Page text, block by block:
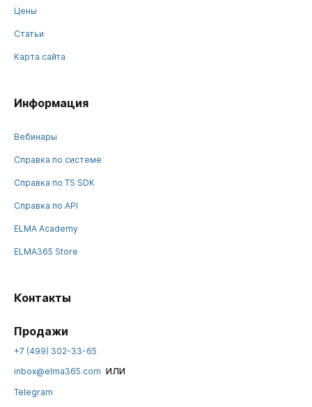
Цены
Статьи
Карта сайта
Информация
Вебинары
Справка по системе
Справка по TS SDK
Справка по API
ELMA Academy
ELMA365 Store
Контакты
Продажи
+7 (499) 302-33-65
inbox@elma365.com или
Telegram